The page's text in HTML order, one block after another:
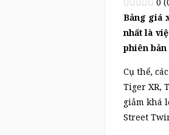
Bảng giá
nhất là
phiên bản
Cụ thể,
Tiger XR,
giảm khá
Street